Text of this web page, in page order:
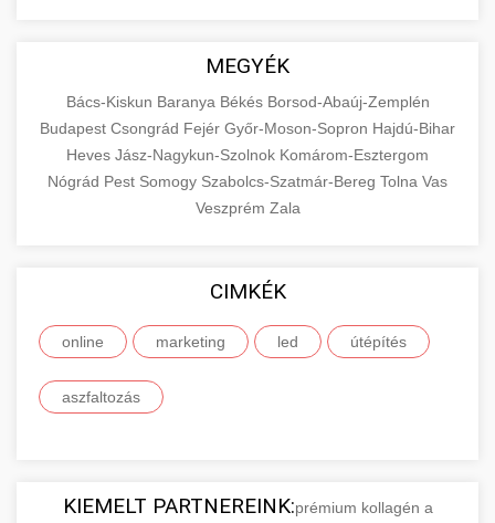
MEGYÉK
Bács-Kiskun Baranya Békés Borsod-Abaúj-Zemplén
Budapest Csongrád Fejér Győr-Moson-Sopron Hajdú-Bihar
Heves Jász-Nagykun-Szolnok Komárom-Esztergom
Nógrád Pest Somogy Szabolcs-Szatmár-Bereg Tolna Vas
Veszprém Zala
CIMKÉK
online marketing led útépítés
aszfaltozás
KIEMELT PARTNEREINK:prémium kollagén a